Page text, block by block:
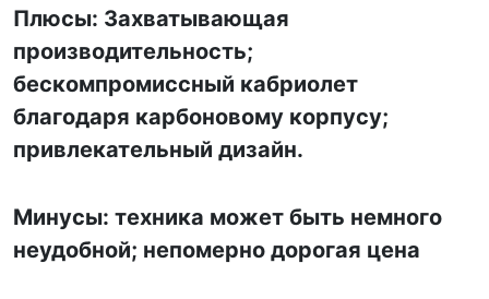
Плюсы: Захватывающая
производительность;
бескомпромиссный кабриолет
благодаря карбоновому корпусу;
привлекательный дизайн.
Минусы: техника может быть немного
неудобной; непомерно дорогая цена